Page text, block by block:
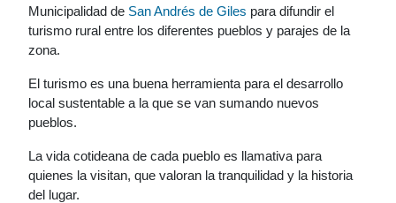
Municipalidad de San Andrés de Giles para difundir el
turismo rural entre los diferentes pueblos y parajes de la
zona.
El turismo es una buena herramienta para el desarrollo
local sustentable a la que se van sumando nuevos
pueblos.
La vida cotideana de cada pueblo es llamativa para
quienes la visitan, que valoran la tranquilidad y la historia
del lugar.